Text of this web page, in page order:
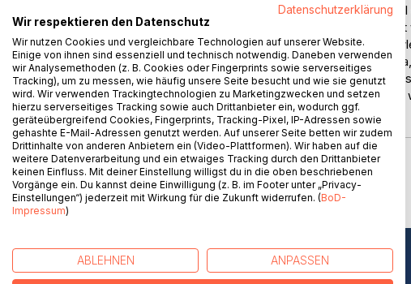
The Berlin Philharmonic is a synonym for excellent
success to success with its illustrious conductors Herbert
Annemarie Kleinert relates the history of this period.
development and the internal organization of the
soloists, and composers, as well as its many voyages.
personal observations of musicians and conductors
members of this musical ensemble.
WEITERE TITEL BEIBoD
Datenschutzerklärung
Wir respektieren den Datenschutz
Wir nutzen Cookies und vergleichbare Technologien auf unserer Website.
Einige von ihnen sind essenziell und technisch notwendig. Daneben verwenden
wir Analysemethoden (z. B. Cookies oder Fingerprints sowie serverseitiges
Tracking), um zu messen, wie häufig unsere Seite besucht und wie sie genutzt
wird. Wir verwenden Trackingtechnologien zu Marketingzwecken und setzen
hierzu serverseitiges Tracking sowie auch Drittanbieter ein, wodurch ggf.
geräteübergreifend Cookies, Fingerprints, Tracking-Pixel, IP-Adressen sowie
gehashte E-Mail-Adressen genutzt werden. Auf unserer Seite betten wir zudem
Drittinhalte von anderen Anbietern ein (Video-Plattformen). Wir haben auf die
weitere Datenverarbeitung und ein etwaiges Tracking durch den Drittanbieter
keinen Einfluss. Mit deiner Einstellung willigst du in die oben beschriebenen
Vorgänge ein. Du kannst deine Einwilligung (z. B. im Footer unter „Privacy-
Einstellungen“) jederzeit mit Wirkung für die Zukunft widerrufen. (BoD-
Impressum)
ABLEHNEN ANPASSEN